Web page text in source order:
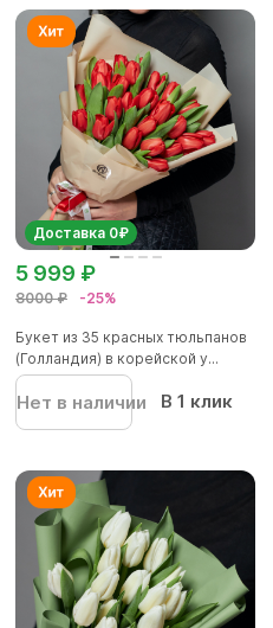
Доставка 0₽
8000 ₽ -25%
5 999 ₽
Букет из 35 красных тюльпанов
(Голландия) в корейской у...
Нет в наличии В 1 клик